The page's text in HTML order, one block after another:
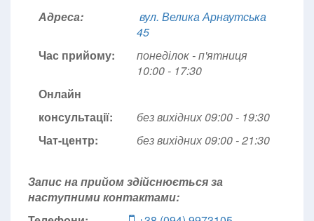
Адреса:
вул. Велика Арнаутська
45
Час прийому:
понеділок - п'ятниця
10:00 - 17:30
Онлайн
консультації:
без вихідних 09:00 - 19:30
Чат-центр:
без вихідних 09:00 - 21:30
Запис на прийом здійснюється за
наступними контактами: